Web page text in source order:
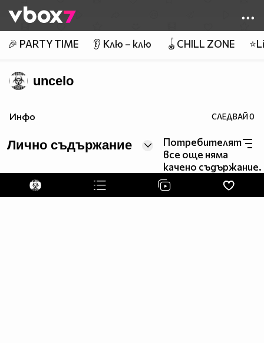
👾
🎉 PARTY TIME 👂 Клю – клю 🪀CHILL ZONE
uncelo
Инфо СЛЕДВАЙ0
Лично съдържание
Потребителят
все още няма
качено съдържание.